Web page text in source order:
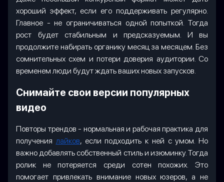
хороший эффект, если его поддерживать регулярно.
Главное - не ограничиваться одной попыткой. Тогда
рост будет стабильным и предсказуемым. И вы
продолжите набирать органику месяц за месяцем. Без
сомнительных схем и потери доверия аудитории. Со
временем люди будут ждать ваших новых запусков.
Снимайте свои версии популярных
видео
Повторы трендов - нормальная и рабочая практика для
получения лайков, если подходить к ней с умом. Но
важно добавлять собственный стиль и изюминку. Тогда
ролик не потеряется среди сотен похожих. Это
помогает привлекать внимание новых юзеров, а не